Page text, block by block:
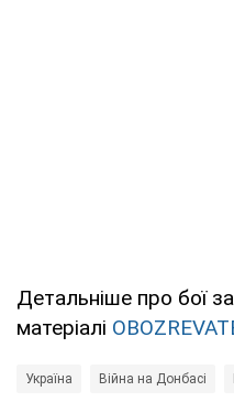
Детальніше про бої
матеріалі
Україна Війна на Донбасі